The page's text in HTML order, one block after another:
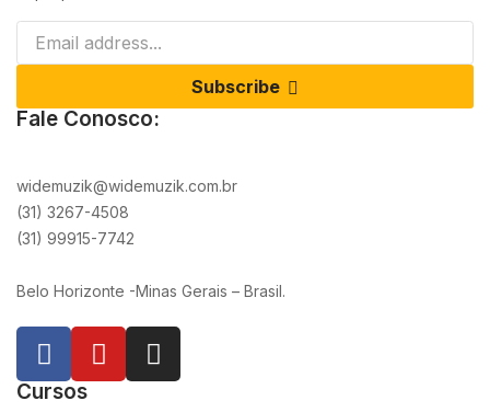
Subscribe
Fale Conosco:
widemuzik@widemuzik.com.br
(31) 3267-4508
(31) 99915-7742
Belo Horizonte -Minas Gerais – Brasil.
Cursos